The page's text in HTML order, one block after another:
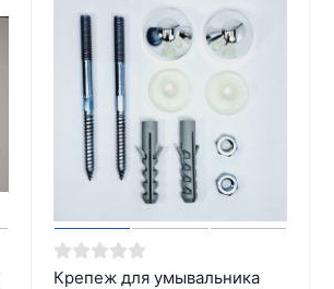
Крепеж для умывальника